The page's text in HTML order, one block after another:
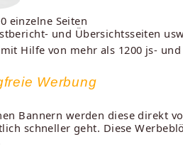
einzelne Seiten
und Übersichtsseiten
Hilfe von mehr als 1200 js-
Werbung
Bannern werden diese direkt
schneller geht. Diese